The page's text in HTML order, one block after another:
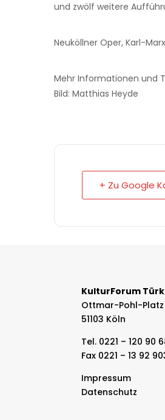
und zwölf weitere
Neuköllner Oper, Karl-
Mehr Informationen und
Bild: Matthias Heyde
+ Zu Google
KulturForum
Ottmar-Pohl-Platz
51103 Köln
Tel. 0221 – 120 90
Fax 0221 – 13 92
Impressum
Datenschutz